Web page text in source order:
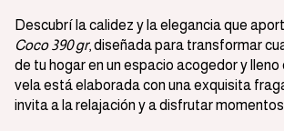
Descubrí la calidez y la elegancia que
Coco 390 gr, diseñada para transformar
de tu hogar en un espacio acogedor y
vela está elaborada con una exquisita
invita a la relajación y a disfrutar